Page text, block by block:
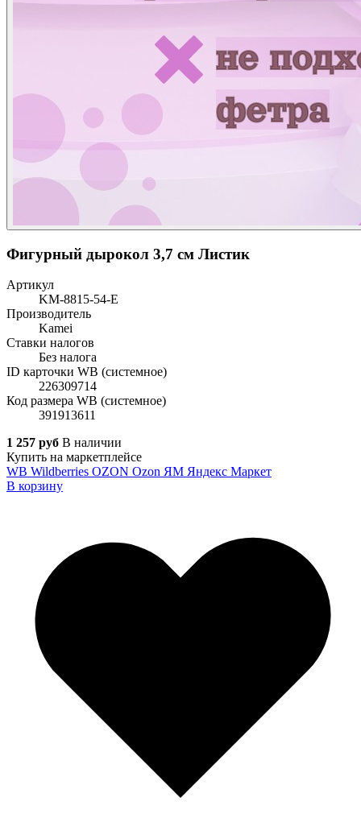
Фигурный дырокол 3,7 см Листик
Артикул
KM-8815-54-E
Производитель
Kamei
Ставки налогов
Без налога
ID карточки WB (системное)
226309714
Код размера WB (системное)
391913611
1 257 руб В наличии
Купить на маркетплейсе
WB Wildberries OZON Ozon ЯМ Яндекс Маркет
В корзину